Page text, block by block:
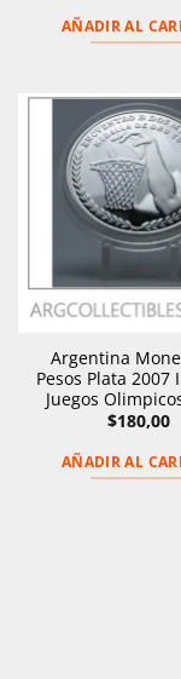
AÑADIR AL
Argentina
Pesos Plata 2007
Juegos
$180,00
AÑADIR AL